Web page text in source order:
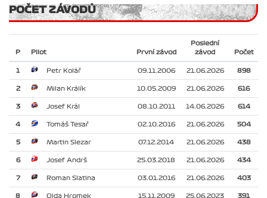
POČET ZÁVODŮ
P Pilot První závod
Poslední
závod
Počet
1 Petr Kolář 09.11.2006 21.06.2026 898
2 Milan Králík 10.05.2009 21.06.2026 616
3 Josef Král 08.10.2011 14.06.2026 614
4 Tomáš Tesař 02.10.2016 21.06.2026 504
5 Martin Slezar 07.12.2014 21.06.2026 438
6 Josef Andrš 25.03.2018 21.06.2026 434
7 Roman Slatina 03.01.2016 21.06.2026 403
8 Olda Hromek 15.11.2009 25.06.2023 391